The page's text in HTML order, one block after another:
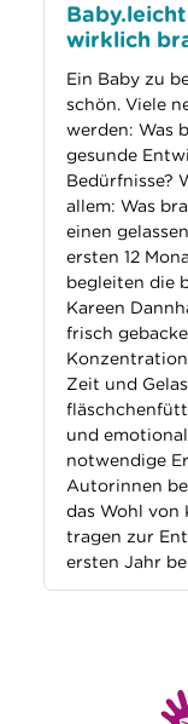
wirklich
Ein Baby zu
schön. Viele
werden: Was
gesunde
Bedürfnisse?
allem: Was
einen
ersten 12
begleiten die
Kareen
frisch
Zeit und
und
notwendige
Autorinnen
das Wohl von
tragen zur
ersten Jahr